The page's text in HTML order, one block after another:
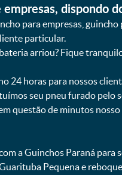
dispondo
para empresas,
particular.
arriou? Fique
24 horas para nossos
seu pneu furado pelo
questão de minutos
a Guinchos Paraná para
Pequena e